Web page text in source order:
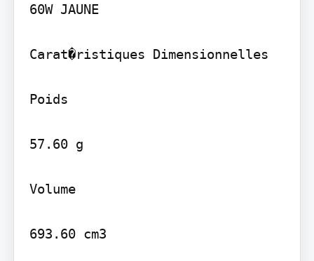
60W JAUNE
Carat�ristiques Dimensionnelles
Poids
57.60 g
Volume
693.60 cm3